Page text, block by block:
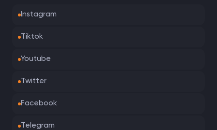
Instagram
Tiktok
Youtube
Twitter
Facebook
Telegram